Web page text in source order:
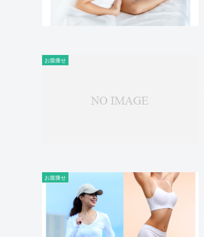
お腹痩せ
お腹痩せ